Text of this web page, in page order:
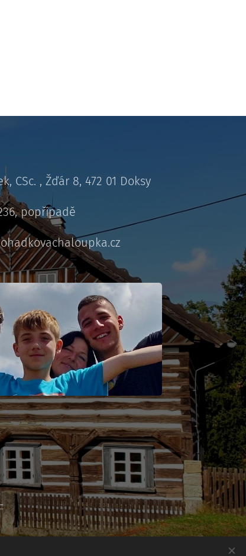
CSc. , Žďár 8, 472 01 Doksy
popřípadě